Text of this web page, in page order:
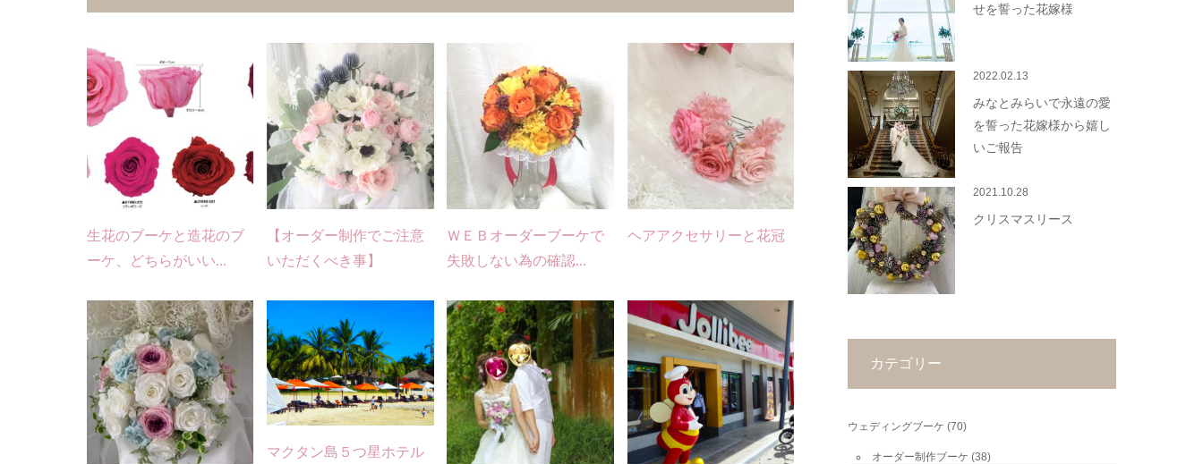
生花のブーケと造花のブ
ーケ、どちらがいい...
【オーダー制作でご注意
いただくべき事】
ＷＥＢオーダーブーケで
失敗しない為の確認...
ヘアアクセサリーと花冠
マクタン島５つ星ホテル
せを誓った花嫁様
2022.02.13
みなとみらいで永遠の愛
を誓った花嫁様から嬉し
いご報告
2021.10.28
クリスマスリース
カテゴリー
ウェディングブーケ (70)
オーダー制作ブーケ (38)